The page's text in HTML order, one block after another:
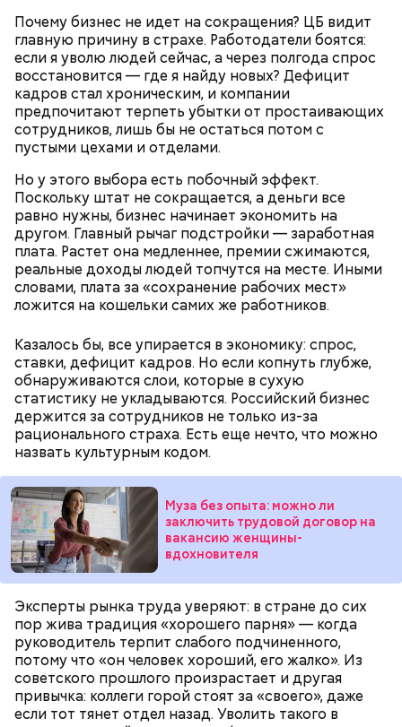
Почему бизнес не идет на сокращения? ЦБ видит
главную причину в страхе. Работодатели боятся:
если я уволю людей сейчас, а через полгода спрос
восстановится — где я найду новых? Дефицит
кадров стал хроническим, и компании
предпочитают терпеть убытки от простаивающих
сотрудников, лишь бы не остаться потом с
пустыми цехами и отделами.
Но у этого выбора есть побочный эффект.
Поскольку штат не сокращается, а деньги все
равно нужны, бизнес начинает экономить на
другом. Главный рычаг подстройки — заработная
плата. Растет она медленнее, премии сжимаются,
реальные доходы людей топчутся на месте. Иными
словами, плата за «сохранение рабочих мест»
ложится на кошельки самих же работников.
Казалось бы, все упирается в экономику: спрос,
ставки, дефицит кадров. Но если копнуть глубже,
обнаруживаются слои, которые в сухую
статистику не укладываются. Российский бизнес
держится за сотрудников не только из-за
рационального страха. Есть еще нечто, что можно
назвать культурным кодом.
Муза без опыта: можно ли
заключить трудовой договор на
вакансию женщины-
вдохновителя
Эксперты рынка труда уверяют: в стране до сих
пор жива традиция «хорошего парня» — когда
руководитель терпит слабого подчиненного,
потому что «он человек хороший, его жалко». Из
советского прошлого произрастает и другая
привычка: коллеги горой стоят за «своего», даже
если тот тянет отдел назад. Уволить такого в
При желании можно добавить зажарку между